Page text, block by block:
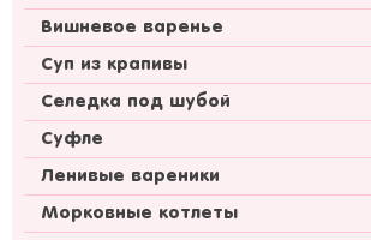
Вишневое варенье
Суп из крапивы
Селедка под шубой
Суфле
Ленивые вареники
Морковные котлеты